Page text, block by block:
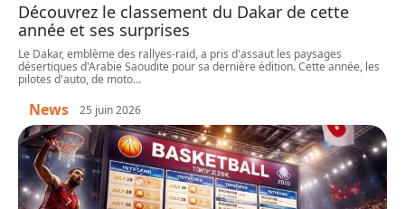
Découvrez le classement du Dakar de cette
année et ses surprises
Le Dakar, emblème des rallyes-raid, a pris d'assaut les paysages
désertiques d'Arabie Saoudite pour sa dernière édition. Cette année, les
pilotes d'auto, de moto…
News 25 juin 2026